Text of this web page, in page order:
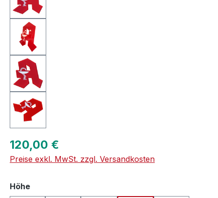
Regulärer Preis:
120,00 €
Preise exkl. MwSt. zzgl. Versandkosten
Höheauswählen